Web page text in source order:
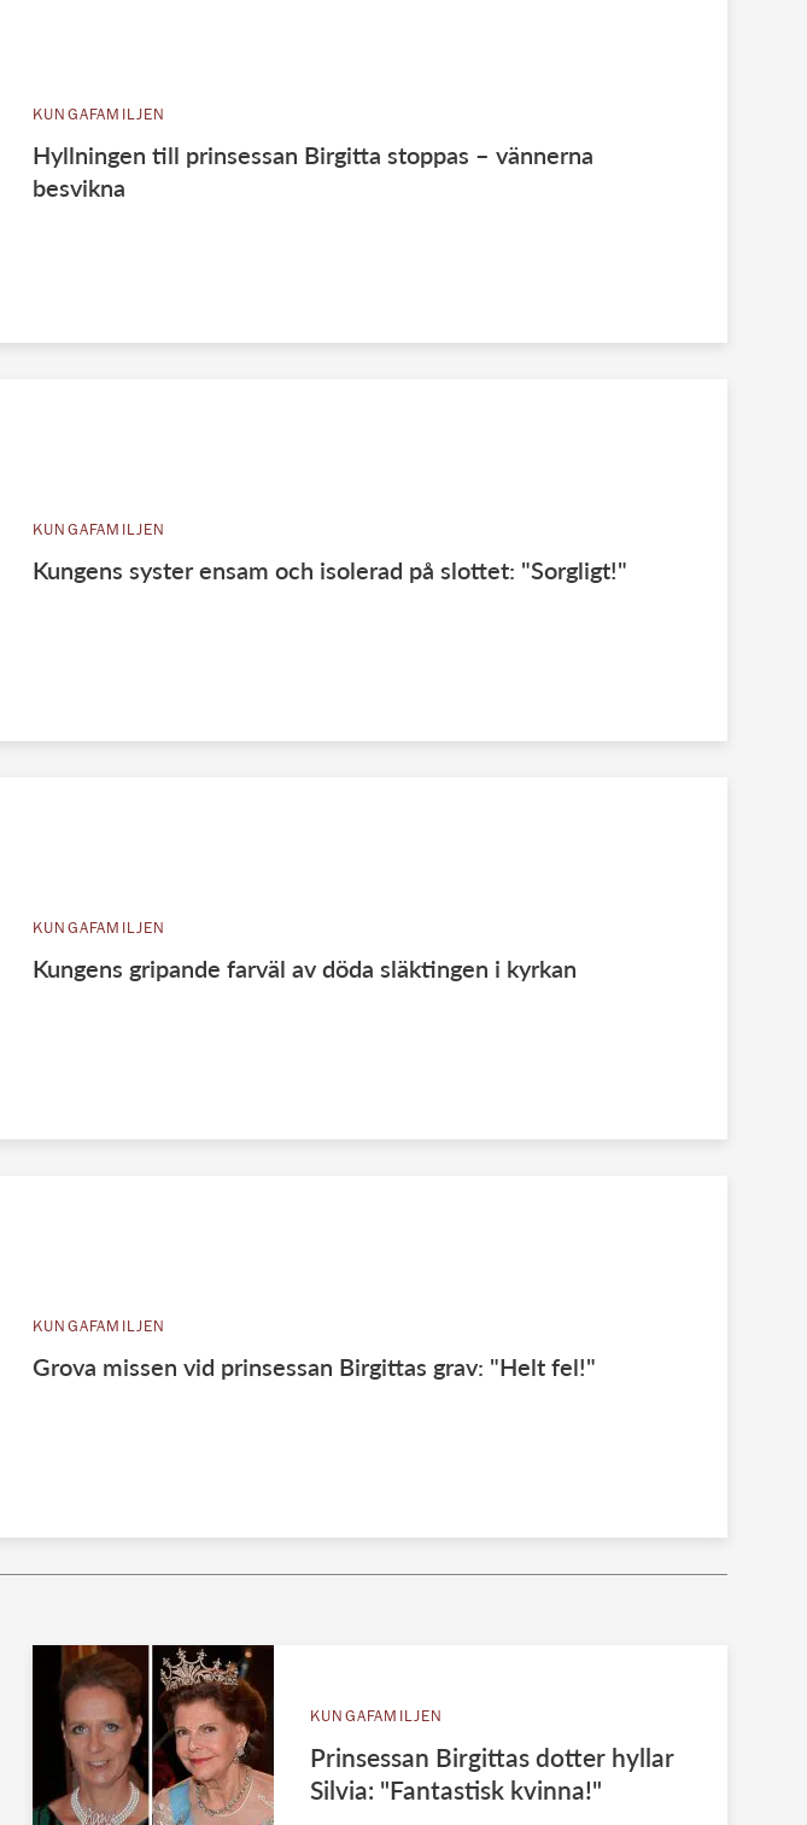
KUNGAFAMILJEN
Hyllningen till prinsessan Birgitta stoppas – vännerna
besvikna
KUNGAFAMILJEN
Kungens syster ensam och isolerad på slottet: "Sorgligt!"
KUNGAFAMILJEN
Kungens gripande farväl av döda släktingen i kyrkan
KUNGAFAMILJEN
Grova missen vid prinsessan Birgittas grav: "Helt fel!"
KUNGAFAMILJEN
Prinsessan Birgittas dotter hyllar
Silvia: "Fantastisk kvinna!"